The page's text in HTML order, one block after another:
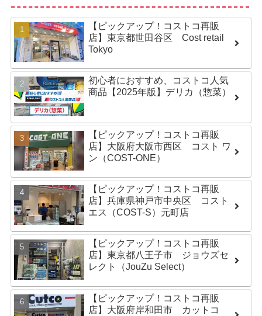
【ピックアップ！コストコ再販
店】東京都世田谷区 Cost retail
Tokyo
初心者におすすめ、コストコ人気
商品【2025年版】デリカ（惣菜）
【ピックアップ！コストコ再販
店】大阪府大阪市西区 コスト ワ
ン（COST-ONE）
【ピックアップ！コストコ再販
店】兵庫県神戸市中央区 コスト
エス（COST-S）元町店
【ピックアップ！コストコ再販
店】東京都八王子市 ジョウズセ
レクト（JouZu Select）
【ピックアップ！コストコ再販
店】大阪府岸和田市 カットコ